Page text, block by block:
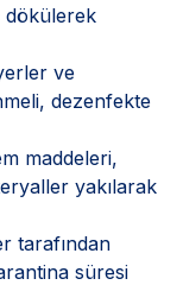
dökülerek
ve
dezenfekte
maddeleri,
yakılarak
tarafından
süresi